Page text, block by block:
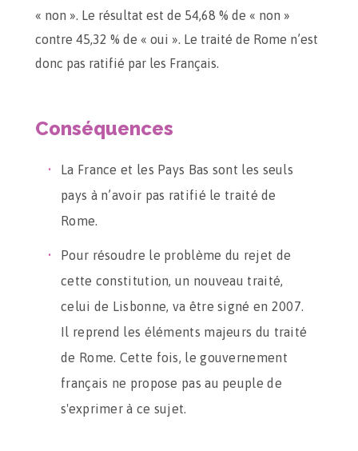
« non ». Le résultat est de 54,68 % de « non »
contre 45,32 % de « oui ». Le traité de Rome n’est
donc pas ratifié par les Français.
Conséquences
La France et les Pays Bas sont les seuls
pays à n’avoir pas ratifié le traité de
Rome.
Pour résoudre le problème du rejet de
cette constitution, un nouveau traité,
celui de Lisbonne, va être signé en 2007.
Il reprend les éléments majeurs du traité
de Rome. Cette fois, le gouvernement
français ne propose pas au peuple de
s'exprimer à ce sujet.